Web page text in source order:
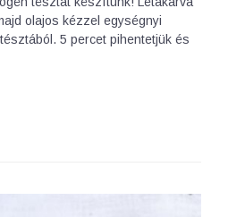
olajos kézzel egységnyi
5 percet pihentetjük és